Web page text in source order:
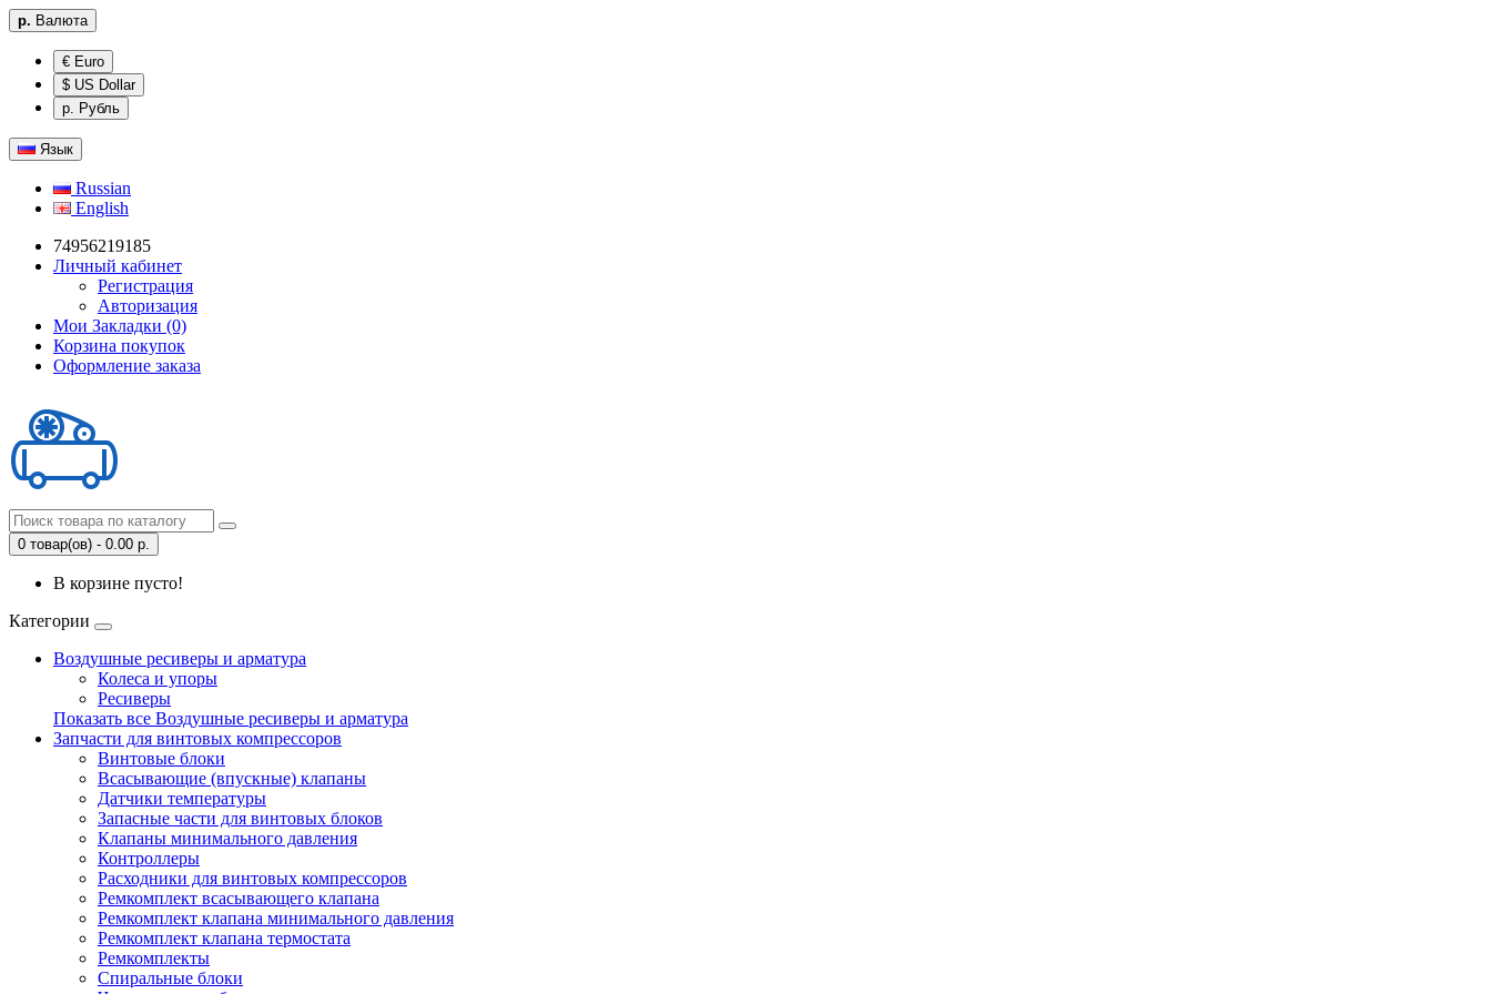
р. Валюта
€ Euro
$ US Dollar
р. Рубль
Язык
Russian
English
74956219185
Личный кабинет
Регистрация
Авторизация
Мои Закладки (0)
Корзина покупок
Оформление заказа
0 товар(ов) - 0.00 р.
В корзине пусто!
Категории
Воздушные ресиверы и арматура
Колеса и упоры
Ресиверы
Показать все Воздушные ресиверы и арматура
Запчасти для винтовых компрессоров
Винтовые блоки
Всасывающие (впускные) клапаны
Датчики температуры
Запасные части для винтовых блоков
Клапаны минимального давления
Контроллеры
Расходники для винтовых компрессоров
Ремкомплект всасывающего клапана
Ремкомплект клапана минимального давления
Ремкомплект клапана термостата
Ремкомплекты
Спиральные блоки